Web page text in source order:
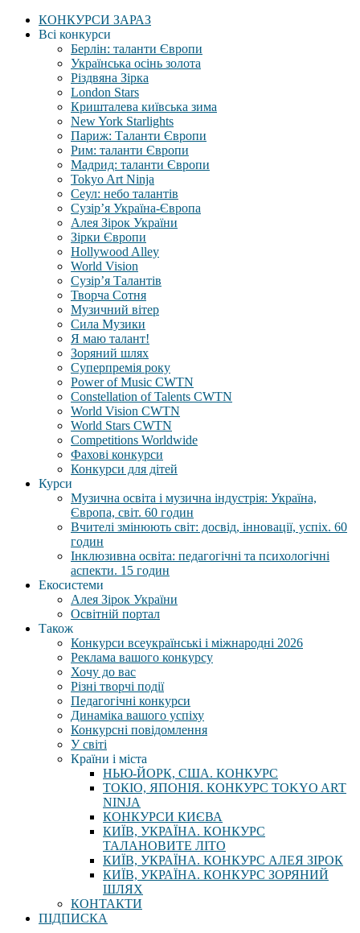
КОНКУРСИ ЗАРАЗ
Всі конкурси
Берлін: таланти Європи
Українська осінь золота
Різдвяна Зірка
London Stars
Кришталева київська зима
New York Starlights
Париж: Таланти Європи
Рим: таланти Європи
Мадрид: таланти Європи
Tokyo Art Ninja
Сеул: небо талантів
Сузір’я Україна-Європа
Алея Зірок України
Зірки Європи
Hollywood Alley
World Vision
Сузір’я Талантів
Творча Сотня
Музичний вітер
Сила Музики
Я маю талант!
Зоряний шлях
Суперпремія року
Power of Music CWTN
Constellation of Talents CWTN
World Vision CWTN
World Stars CWTN
Competitions Worldwide
Фахові конкурси
Конкурси для дітей
Курси
Музична освіта і музична індустрія: Україна,
Європа, світ. 60 годин
Вчителі змінюють світ: досвід, інновації, успіх. 60
годин
Інклюзивна освіта: педагогічні та психологічні
аспекти. 15 годин
Екосистеми
Алея Зірок України
Освітній портал
Також
Конкурси всеукраїнські і міжнародні 2026
Реклама вашого конкурсу
Хочу до вас
Різні творчі події
Педагогічні конкурси
Динаміка вашого успіху
Конкурсні повідомлення
У світі
Країни і міста
НЬЮ-ЙОРК, США. КОНКУРС
ТОКІО, ЯПОНІЯ. КОНКУРС TOKYO ART
NINJA
КОНКУРСИ КИЄВА
КИЇВ, УКРАЇНА. КОНКУРС
ТАЛАНОВИТЕ ЛІТО
КИЇВ, УКРАЇНА. КОНКУРС АЛЕЯ ЗІРОК
КИЇВ, УКРАЇНА. КОНКУРС ЗОРЯНИЙ
ШЛЯХ
КОНТАКТИ
ПІДПИСКА